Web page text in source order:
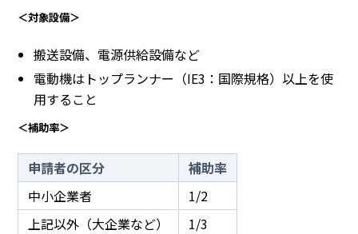
＜対象設備＞
搬送設備、電源供給設備など
電動機はトップランナー（IE3：国際規格）以上を使
用すること
＜補助率＞
申請者の区分
補助率
中小企業者
1/2
上記以外（大企業など）
1/3